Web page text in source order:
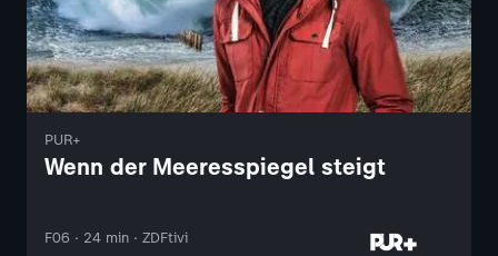
PUR+
Wenn der Meeresspiegel steigt
F06 · 24 min · ZDFtivi